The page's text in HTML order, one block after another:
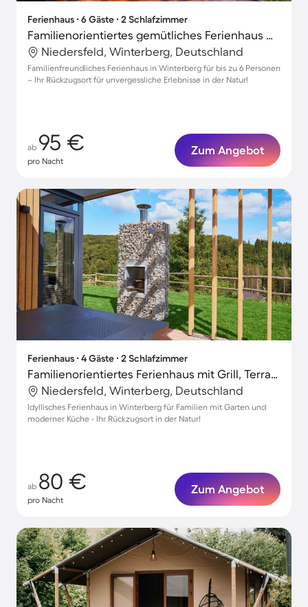
Ferienhaus ∙ 6 Gäste ∙ 2 Schlafzimmer
Familienorientiertes gemütliches Ferienhaus mit Terrasse und Sauna | Nah am Skifahren
Niedersfeld, Winterberg, Deutschland
Familienfreundliches Ferienhaus in Winterberg für bis zu 6 Personen
– Ihr Rückzugsort für unvergessliche Erlebnisse in der Natur!
ab 95 €
pro Nacht
Zum Angebot
Ferienhaus ∙ 4 Gäste ∙ 2 Schlafzimmer
Familienorientiertes Ferienhaus mit Grill, Terrasse und Garten | Nah am Skifahren
Niedersfeld, Winterberg, Deutschland
Idyllisches Ferienhaus in Winterberg für Familien mit Garten und
moderner Küche - Ihr Rückzugsort in der Natur!
ab 80 €
pro Nacht
Zum Angebot